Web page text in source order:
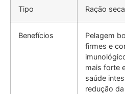
Tipo Ração seca
Benefícios
Pelagem
firmes e
mais forte
saúde
redução